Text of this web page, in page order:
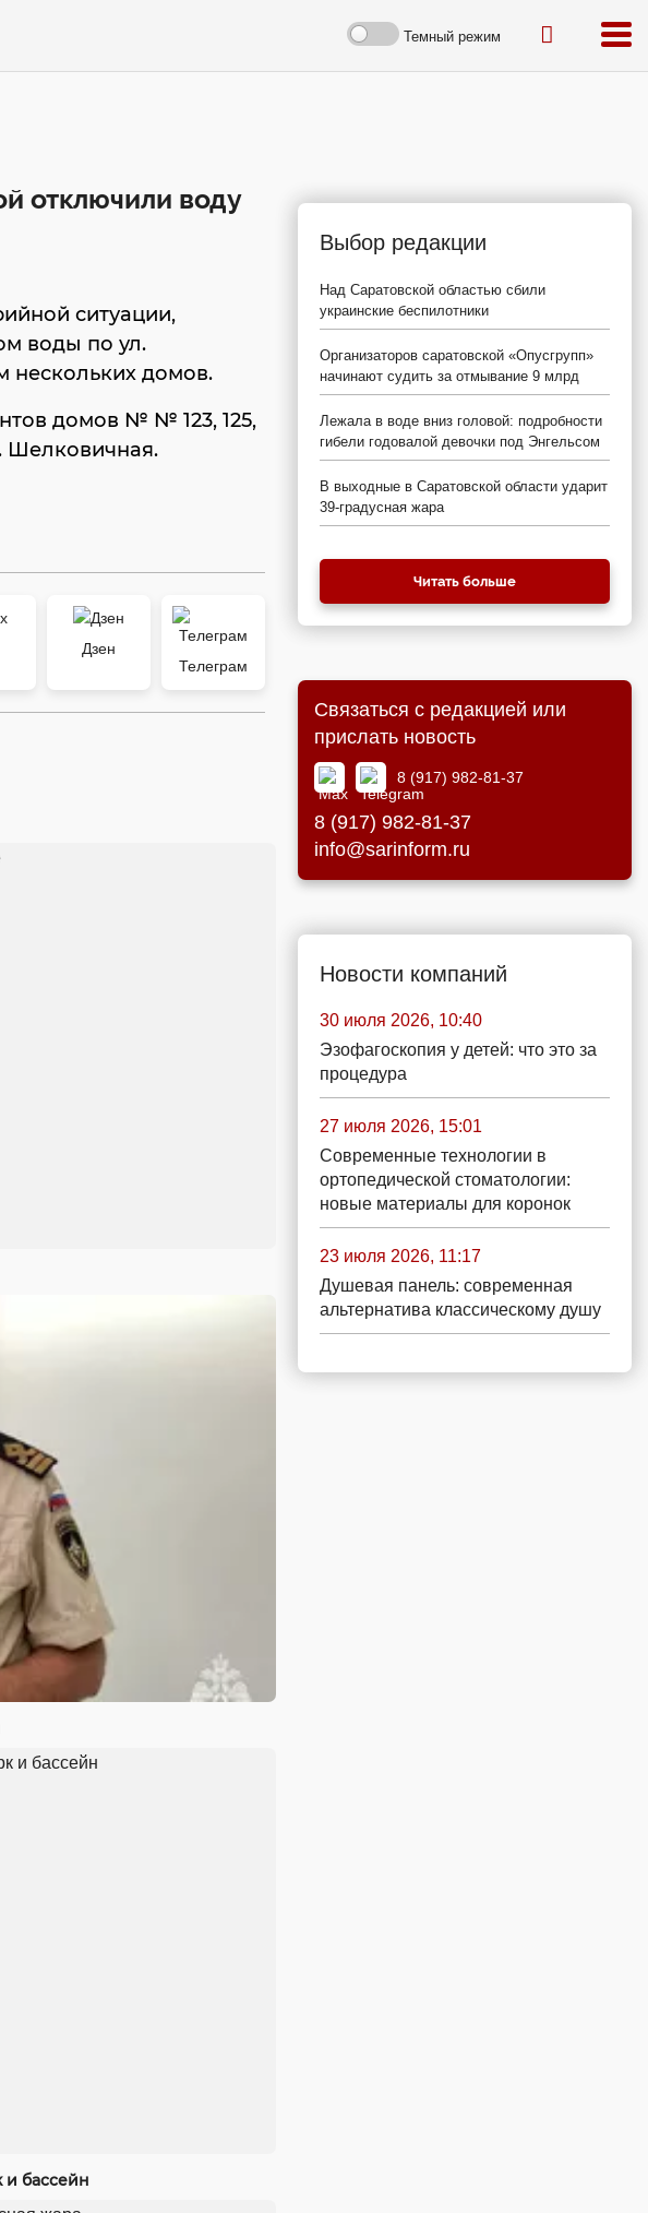
Темный режим
отключили воду
ситуации,
воды по ул.
нескольких домов.
домов № № 123, 125,
Шелковичная.
Дзен
Телеграм
и бассейн
Выбор редакции
Над Саратовской областью сбили
украинские беспилотники
Организаторов саратовской «Опусгрупп»
начинают судить за отмывание 9 млрд
Лежала в воде вниз головой: подробности
гибели годовалой девочки под Энгельсом
В выходные в Саратовской области ударит
39-градусная жара
Читать больше
Связаться с редакцией или
прислать новость
8 (917) 982-81-37
8 (917) 982-81-37
info@sarinform.ru
Новости компаний
30 июля 2026, 10:40
Эзофагоскопия у детей: что это за
процедура
27 июля 2026, 15:01
Современные технологии в
ортопедической стоматологии:
новые материалы для коронок
23 июля 2026, 11:17
Душевая панель: современная
альтернатива классическому душу